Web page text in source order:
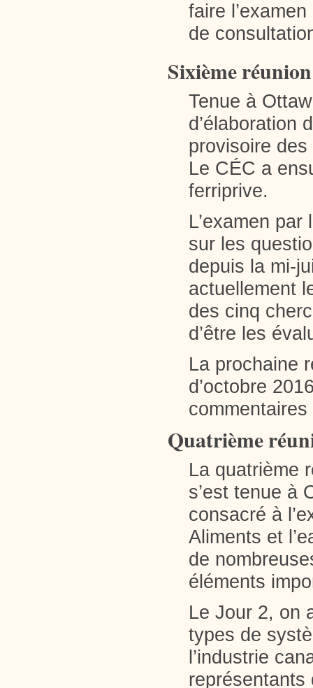
faire
de
Sixième
Tenue à
d’élaboration
provisoire des
Le CÉC a
ferriprive.
L’examen
sur les
depuis la mi-
actuellement
des cinq
d’être les
La prochaine
d’octobre
Quatrième
La quatrième
s’est tenue à
consacré à
Aliments et
de
éléments
Le Jour 2, on
types de
l’industrie
représentants